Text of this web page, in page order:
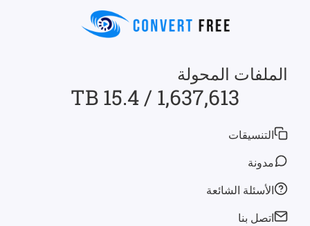
الملفات المحولة
1,637,613 / 15.4 TB
التنسيقات
مدونة
الأسئلة الشائعة
اتصل بنا